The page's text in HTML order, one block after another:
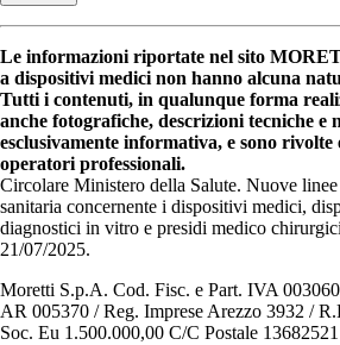
Le informazioni riportate nel sito
a dispositivi medici non hanno alcuna
Tutti i contenuti, in qualunque forma
anche fotografiche, descrizioni tecniche e
esclusivamente informativa, e sono rivolte
operatori professionali.
Circolare Ministero della Salute. Nuove
sanitaria concernente i dispositivi medici,
diagnostici in vitro e presidi medico
21/07/2025.
Moretti S.p.A. Cod. Fisc. e Part. IVA
AR 005370 / Reg. Imprese Arezzo 3932 /
Soc. Eu 1.500.000,00 C/C Postale 13682521